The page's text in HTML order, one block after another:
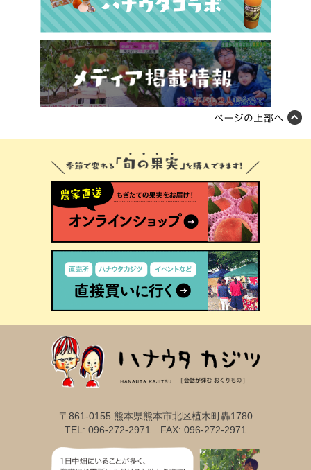
〒861-0155 熊本県熊本市北区植木町轟1780
TEL: 096-272-2971 FAX: 096-272-2971